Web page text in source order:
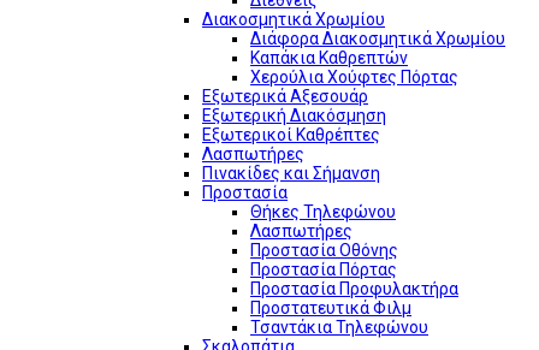
Διακοσμητικά Χρωμίου
Διάφορα Διακοσμητικά Χρωμίου
Καπάκια Καθρεπτών
Χερούλια Χούφτες Πόρτας
Εξωτερικά Αξεσουάρ
Εξωτερική Διακόσμηση
Εξωτερικοί Καθρέπτες
Λασπωτήρες
Πινακίδες και Σήμανση
Προστασία
Θήκες Τηλεφώνου
Λασπωτήρες
Προστασία Οθόνης
Προστασία Πόρτας
Προστασία Προφυλακτήρα
Προστατευτικά Φιλμ
Τσαντάκια Τηλεφώνου